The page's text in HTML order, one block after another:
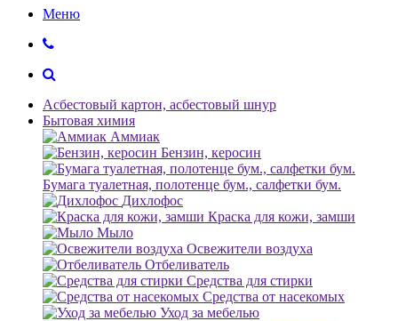
Меню
Асбестовый картон, асбестовый шнур
Бытовая химия
Аммиак
Бензин, керосин
Бумага туалетная, полотенце бум., салфетки бум.
Дихлофос
Краска для кожи, замши
Мыло
Освежители воздуха
Отбеливатель
Средства для стирки
Средства от насекомых
Уход за мебелью